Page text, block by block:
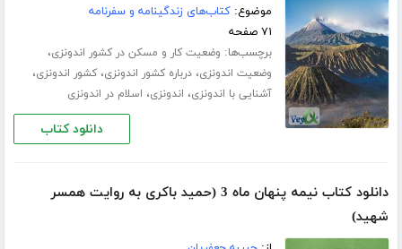
موضوع:کتاب‌های زندگینامه و سفرنامه
۷۱ صفحه
برچسب‌ها: وضعیت کار و مسکن در کشور اندونزی،
وضعیت اندونزی،درباره کشور اندونزی،کشور اندونزی،
آشنایی با اندونزی، اندونزی، اسلام در اندونزی
دانلود کتاب
دانلود کتاب نیمه پنهان ماه 3 (حمید باکری به روایت همسر
شهید)